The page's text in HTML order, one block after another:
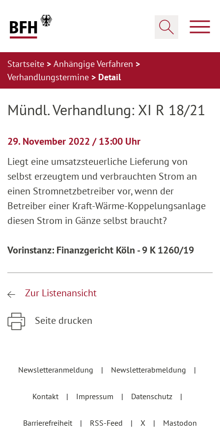
Startseite
Anhängige Verfahren
Verhandlungstermine
Detail
Mündl. Verhandlung: XI R 18/21
29. November 2022 / 13:00 Uhr
Liegt eine umsatzsteuerliche Lieferung von
selbst erzeugtem und verbrauchten Strom an
einen Stromnetzbetreiber vor, wenn der
Betreiber einer Kraft-Wärme-Koppelungsanlage
diesen Strom in Gänze selbst braucht?
Vorinstanz: Finanzgericht Köln - 9 K 1260/19
Zur Listenansicht
Seite drucken
Newsletteranmeldung
Newsletterabmeldung
Kontakt Impressum Datenschutz
Barrierefreiheit RSS-Feed X Mastodon